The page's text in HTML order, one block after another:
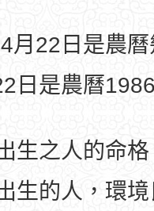
月22日是農
日是農曆
生之人的命
生的人，環